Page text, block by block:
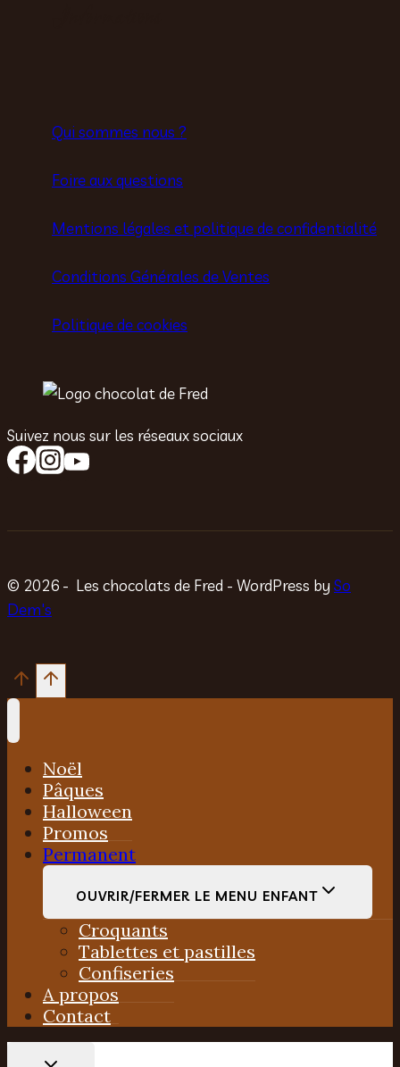
Qui sommes nous ?
Foire aux questions
Mentions légales et politique de confidentialité
Conditions Générales de Ventes
Politique de cookies
Suivez nous sur les réseaux sociaux
© 2026 - Les chocolats de Fred - WordPress by So
Dem's
Noël
Pâques
Halloween
Promos
Permanent
OUVRIR/FERMER LE MENU ENFANT
Croquants
Tablettes et pastilles
Confiseries
A propos
Contact